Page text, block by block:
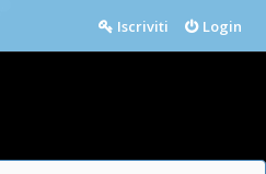
Login
Iscriviti